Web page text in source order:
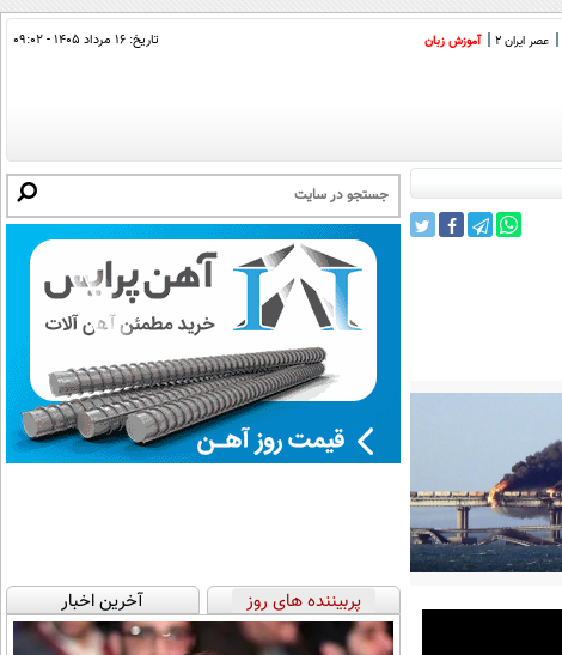
عصر ایران 2 آموزش زبان تاریخ: ۱۶ مرداد ۱۴۰۵ - ۰۹:۰۲
پربیننده های روز آخرین اخبار